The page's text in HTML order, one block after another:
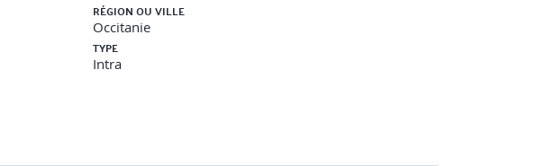
RÉGION OU VILLE
Occitanie
TYPE
Intra